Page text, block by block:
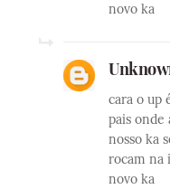
novo ka
cara o up
pais onde
nosso ka
rocam na
novo ka